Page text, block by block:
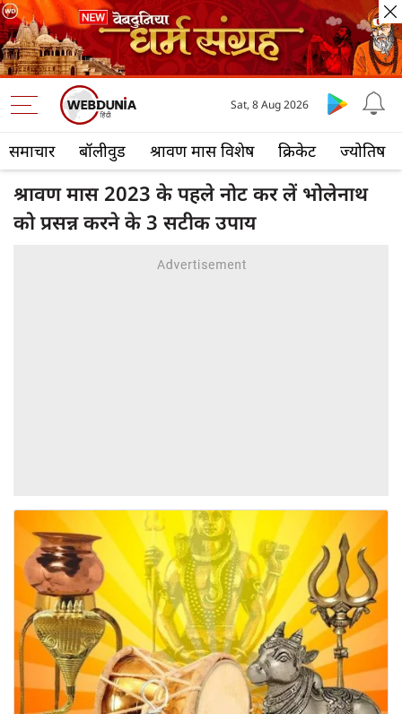
समाचार बॉलीवुड श्रावण मास विशेष क्रिकेट ज्योतिष
Sat, 8 Aug 2026
श्रावण मास 2023 के पहले नोट कर लें भोलेनाथ
को प्रसन्न करने के 3 सटीक उपाय